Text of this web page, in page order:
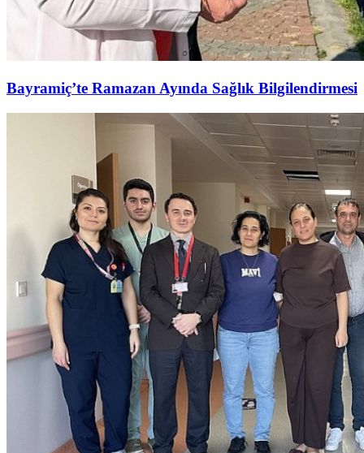
Bayramiç’te Ramazan Ayında Sağlık Bilgilendirmesi